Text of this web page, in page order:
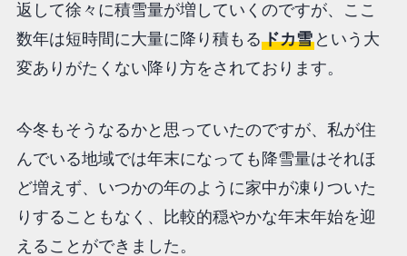
返して徐々に積雪量が増していくのですが、ここ
数年は短時間に大量に降り積もるドカ雪という大
変ありがたくない降り方をされております。
今冬もそうなるかと思っていたのですが、私が住
んでいる地域では年末になっても降雪量はそれほ
ど増えず、いつかの年のように家中が凍りついた
りすることもなく、比較的穏やかな年末年始を迎
えることができました。